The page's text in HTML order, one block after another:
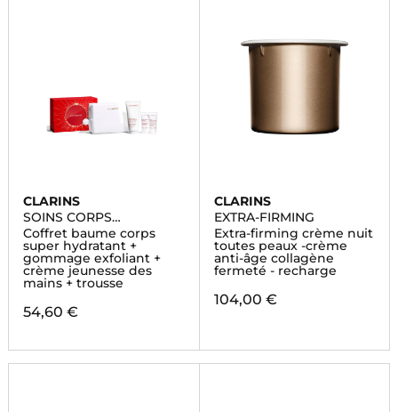
CLARINS
SOINS CORPS
HYDRATANTS
Coffret baume corps
super hydratant +
gommage exfoliant +
crème jeunesse des
mains + trousse
54,60 €
CLARINS
EXTRA-FIRMING
Extra-firming crème nuit
toutes peaux -crème
anti-âge collagène
fermeté - recharge
104,00 €